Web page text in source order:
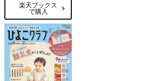
楽天ブックス
で購入